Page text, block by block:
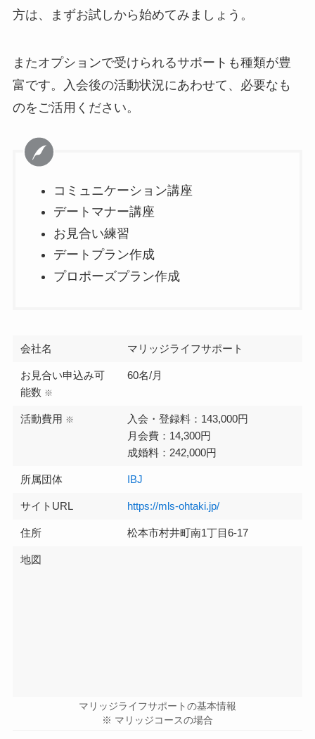
方は、まずお試しから始めてみましょう。
またオプションで受けられるサポートも種類が豊
富です。入会後の活動状況にあわせて、必要なも
のをご活用ください。
コミュニケーション講座
デートマナー講座
お見合い練習
デートプラン作成
プロポーズプラン作成
会社名 マリッジライフサポート
お見合い申込み可
能数 ※
60名/月
活動費用 ※
入会・登録料：143,000円
月会費：14,300円
成婚料：242,000円
所属団体 IBJ
サイトURL https://mls-ohtaki.jp/
住所 松本市村井町南1丁目6-17
地図
マリッジライフサポートの基本情報
※ マリッジコースの場合